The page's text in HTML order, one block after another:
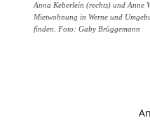
Anna Keberlein (rechts) und Anne
Mietwohnung in Werne und
finden. Foto: Gaby Brüggemann